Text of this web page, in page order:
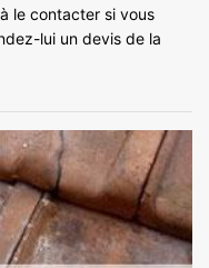
le contacter si vous
lui un devis de la